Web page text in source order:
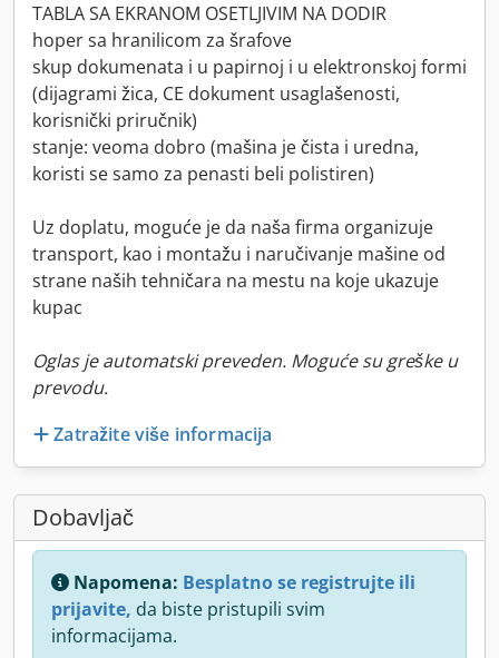
TABLA SA EKRANOM OSETLJIVIM NA DODIR
hoper sa hranilicom za šrafove
skup dokumenata i u papirnoj i u elektronskoj formi
(dijagrami žica, CE dokument usaglašenosti,
korisnički priručnik)
stanje: veoma dobro (mašina je čista i uredna,
koristi se samo za penasti beli polistiren)
Uz doplatu, moguće je da naša firma organizuje
transport, kao i montažu i naručivanje mašine od
strane naših tehničara na mestu na koje ukazuje
kupac
Oglas je automatski preveden. Moguće su greške u
prevodu.
Zatražite više informacija
Dobavljač
Napomena: Besplatno se registrujte ili
prijavite, da biste pristupili svim
informacijama.